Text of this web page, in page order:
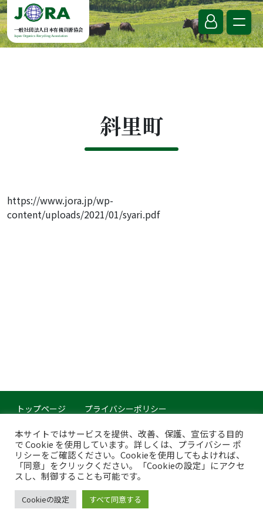
Skip to content
一般社団法人日本有機資源協会
Japan Organics Recycling Association
斜里町
https://www.jora.jp/wp-
content/uploads/2021/01/syari.pdf
トップページ
プライバシーポリシー
このサイトについて
Copyright © Japan Organics Recycling Association. All rights reserved.
本サイトではサービスを提供、改善、保護、宣伝する目的
で Cookie を使用しています。詳しくは、プライバシー ポ
リシーをご確認ください。Cookieを使用してもよければ、
「同意」をクリックください。「Cookieの設定」にアクセ
スし、制御することも可能です。
Cookieの設定 すべて同意する